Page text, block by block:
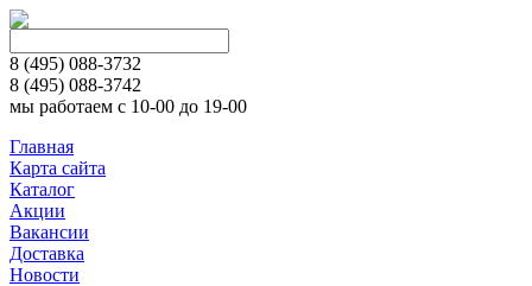
8 (495) 088-3732
8 (495) 088-3742
мы работаем с 10-00 до 19-00
Главная
Карта сайта
Каталог
Акции
Вакансии
Доставка
Новости